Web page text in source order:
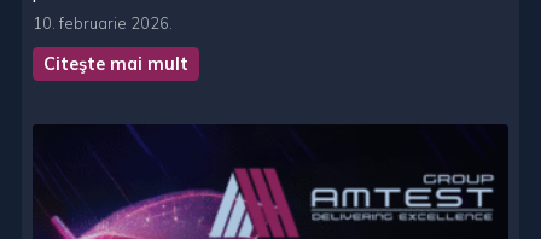
10. februarie 2026.
Citeşte mai mult